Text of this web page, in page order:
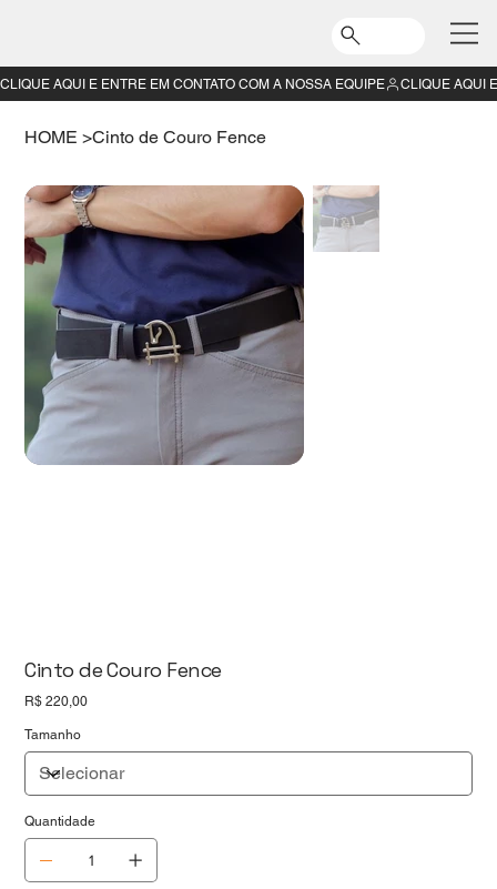
HOME >Cinto de Couro Fence
Cinto de Couro Fence
Preço
R$ 220,00
Tamanho
Quantidade
CLIQUE AQUI E ENTRE EM CONTATO COM A NOSSA EQUIPE